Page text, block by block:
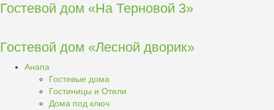
Гостевой дом «На Терновой 3»
Гостевой дом «Лесной дворик»
Анапа
Гостевые дома
Гостиницы и Отели
Дома под ключ